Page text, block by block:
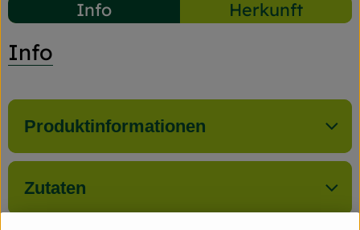
Info Herkunft
Info
Produktinformationen
Zutaten